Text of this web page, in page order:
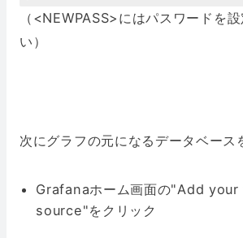
（<NEWPASS>にはパスワードを
い）
次にグラフの元になるデータベース
Grafanaホーム画面の"Add
source"をクリック